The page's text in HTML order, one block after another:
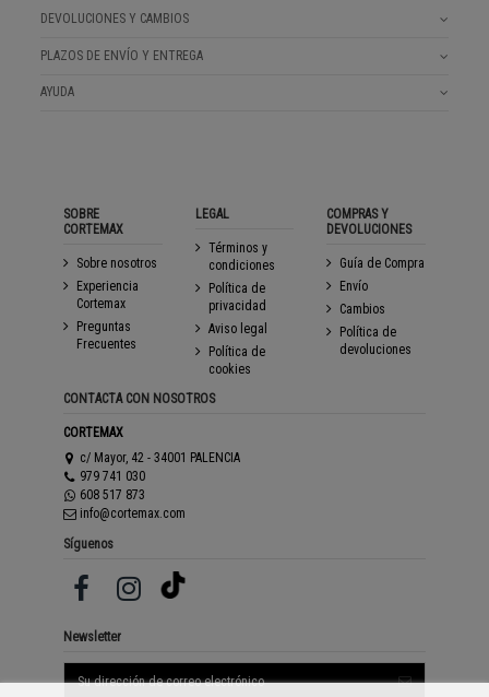
DEVOLUCIONES Y CAMBIOS
PLAZOS DE ENVÍO Y ENTREGA
AYUDA
SOBRE
CORTEMAX
Sobre nosotros
Experiencia
Cortemax
Preguntas
Frecuentes
LEGAL
Términos y
condiciones
Política de
privacidad
Aviso legal
Política de
cookies
COMPRAS Y
DEVOLUCIONES
Guía de Compra
Envío
Cambios
Política de
devoluciones
CONTACTA CON NOSOTROS
CORTEMAX
c/ Mayor, 42 - 34001 PALENCIA
979 741 030
608 517 873
info@cortemax.com
Síguenos
Newsletter